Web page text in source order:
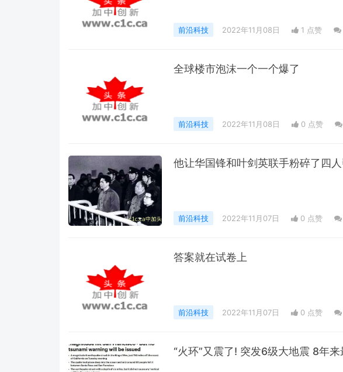
前沿科技 2022年11月08日 1 点赞
全球楼市泡沫一个一个爆了
前沿科技 2022年11月08日 0 点赞
他让华国锋和叶剑英联手粉碎了四
前沿科技 2022年11月07日 0 点赞
答案就在试卷上
前沿科技 2022年11月07日 0 点赞
“火环”又震了! 突发6级大地震 8年